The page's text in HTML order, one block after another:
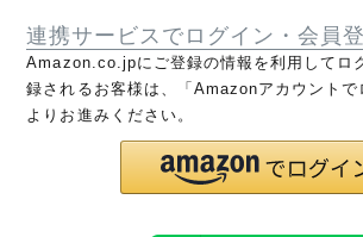
連携サービスでログイン・会員
Amazon.co.jpにご登録の情報を利用してロ
録されるお客様は、「Amazonアカウントで
よりお進みください。